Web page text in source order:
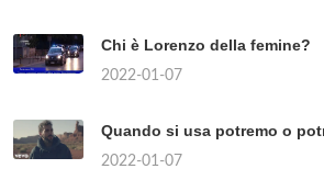
Chi è Lorenzo della femine?
2022-01-07
Quando si usa potremo o
2022-01-07